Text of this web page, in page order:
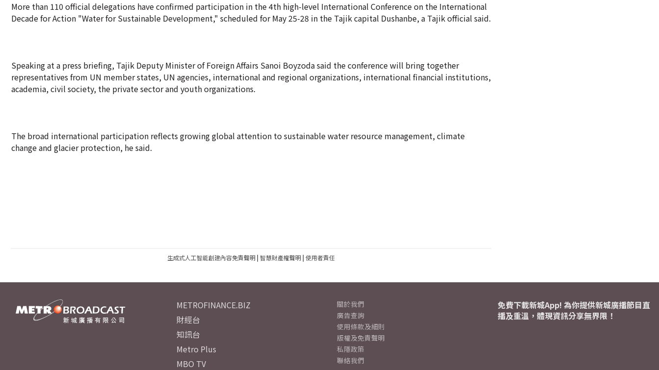
More than 110 official delegations have confirmed participation in the 4th high-level International Conference on the International
Decade for Action "Water for Sustainable Development," scheduled for May 25-28 in the Tajik capital Dushanbe, a Tajik official said.
Speaking at a press briefing, Tajik Deputy Minister of Foreign Affairs Sanoi Boyzoda said the conference will bring together
representatives from UN member states, UN agencies, international and regional organizations, international financial institutions,
academia, civil society, the private sector and youth organizations.
The broad international participation reflects growing global attention to sustainable water resource management, climate
change and glacier protection, he said.
生成式人工智能創建內容免責聲明| 智慧財產權聲明| 使用者責任
METROFINANCE.BIZ
財經台
知訊台
Metro Plus
MBO TV
關於我們
廣告查詢
使用條款及細則
版權及免責聲明
私隱政策
聯絡我們
免費下載新城App! 為你提供新城廣播節目直
播及重溫，體現資訊分享無界限！